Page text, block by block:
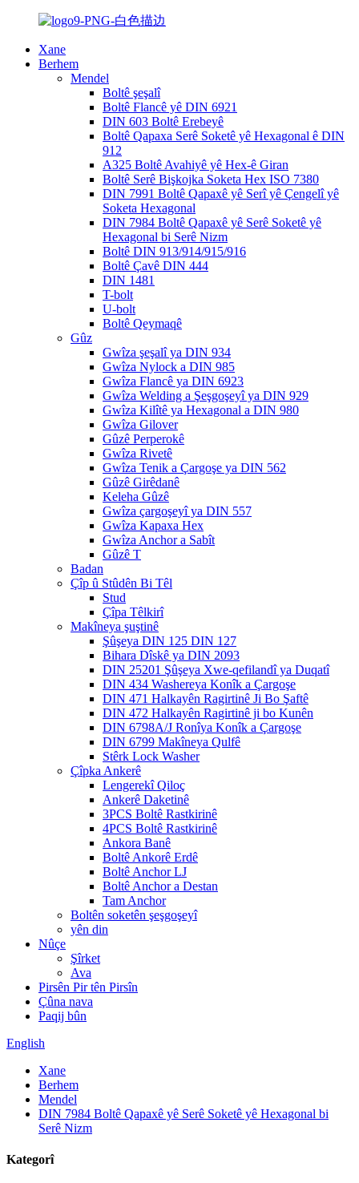
Xane
Berhem
Mendel
Boltê şeşalî
Boltê Flancê yê DIN 6921
DIN 603 Boltê Erebeyê
Boltê Qapaxa Serê Soketê yê Hexagonal ê DIN
912
A325 Boltê Avahiyê yê Hex-ê Giran
Boltê Serê Bişkojka Soketa Hex ISO 7380
DIN 7991 Boltê Qapaxê yê Serî yê Çengelî yê
Soketa Hexagonal
DIN 7984 Boltê Qapaxê yê Serê Soketê yê
Hexagonal bi Serê Nizm
Boltê DIN 913/914/915/916
Boltê Çavê DIN 444
DIN 1481
T-bolt
U-bolt
Boltê Qeymaqê
Gûz
Gwîza şeşalî ya DIN 934
Gwîza Nylock a DIN 985
Gwîza Flancê ya DIN 6923
Gwîza Welding a Şeşgoşeyî ya DIN 929
Gwîza Kilîtê ya Hexagonal a DIN 980
Gwîza Gilover
Gûzê Perperokê
Gwîza Rivetê
Gwîza Tenik a Çargoşe ya DIN 562
Gûzê Girêdanê
Keleha Gûzê
Gwîza çargoşeyî ya DIN 557
Gwîza Kapaxa Hex
Gwîza Anchor a Sabît
Gûzê T
Badan
Çîp û Stûdên Bi Têl
Stud
Çîpa Têlkirî
Makîneya şuştinê
Şûşeya DIN 125 DIN 127
Bihara Dîskê ya DIN 2093
DIN 25201 Şûşeya Xwe-qefilandî ya Duqatî
DIN 434 Washereya Konîk a Çargoşe
DIN 471 Halkayên Ragirtinê Ji Bo Şaftê
DIN 472 Halkayên Ragirtinê ji bo Kunên
DIN 6798A/J Ronîya Konîk a Çargoşe
DIN 6799 Makîneya Qulfê
Stêrk Lock Washer
Çîpka Ankerê
Lengerekî Qiloç
Ankerê Daketinê
3PCS Boltê Rastkirinê
4PCS Boltê Rastkirinê
Ankora Banê
Boltê Ankorê Erdê
Boltê Anchor LJ
Boltê Anchor a Destan
Tam Anchor
Boltên soketên şeşgoşeyî
yên din
Nûçe
Şîrket
Ava
Pirsên Pir tên Pirsîn
Çûna nava
Paqij bûn
English
Xane
Berhem
Mendel
DIN 7984 Boltê Qapaxê yê Serê Soketê yê Hexagonal bi
Serê Nizm
Kategorî